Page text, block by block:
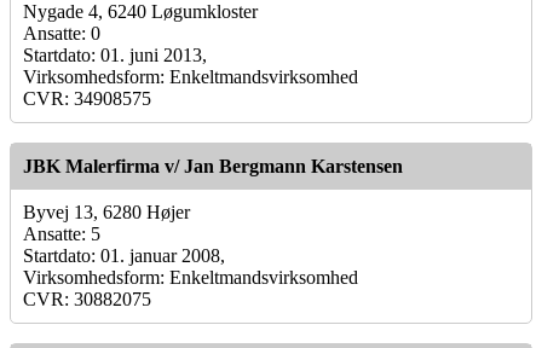
Nygade 4, 6240 Løgumkloster
Ansatte: 0
Startdato: 01. juni 2013,
Virksomhedsform: Enkeltmandsvirksomhed
CVR: 34908575
JBK Malerfirma v/ Jan Bergmann Karstensen
Byvej 13, 6280 Højer
Ansatte: 5
Startdato: 01. januar 2008,
Virksomhedsform: Enkeltmandsvirksomhed
CVR: 30882075